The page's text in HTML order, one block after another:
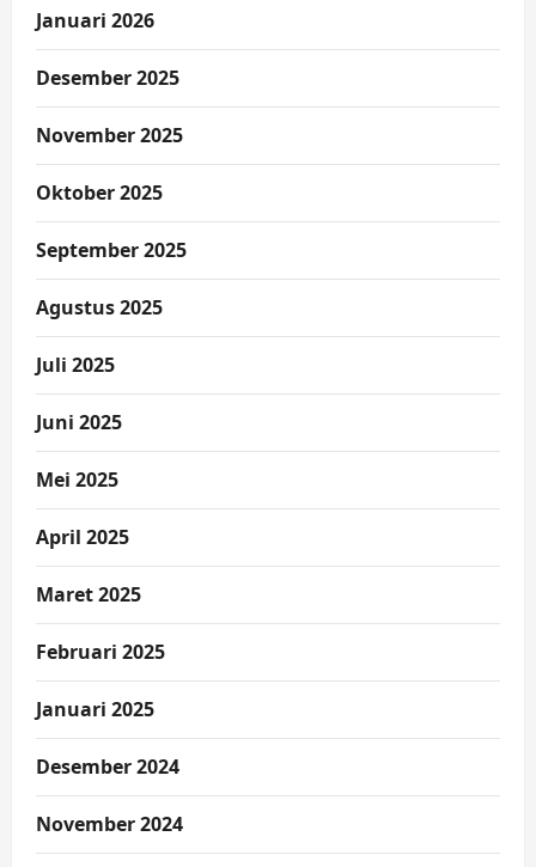
Januari 2026
Desember 2025
November 2025
Oktober 2025
September 2025
Agustus 2025
Juli 2025
Juni 2025
Mei 2025
April 2025
Maret 2025
Februari 2025
Januari 2025
Desember 2024
November 2024